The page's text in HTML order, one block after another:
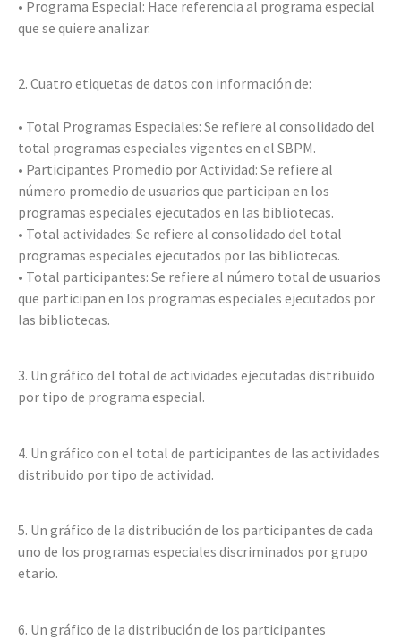
• Programa Especial: Hace referencia al programa especial
que se quiere analizar.
2. Cuatro etiquetas de datos con información de:
• Total Programas Especiales: Se refiere al consolidado del
total programas especiales vigentes en el SBPM.
• Participantes Promedio por Actividad: Se refiere al
número promedio de usuarios que participan en los
programas especiales ejecutados en las bibliotecas.
• Total actividades: Se refiere al consolidado del total
programas especiales ejecutados por las bibliotecas.
• Total participantes: Se refiere al número total de usuarios
que participan en los programas especiales ejecutados por
las bibliotecas.
3. Un gráfico del total de actividades ejecutadas distribuido
por tipo de programa especial.
4. Un gráfico con el total de participantes de las actividades
distribuido por tipo de actividad.
5. Un gráfico de la distribución de los participantes de cada
uno de los programas especiales discriminados por grupo
etario.
6. Un gráfico de la distribución de los participantes